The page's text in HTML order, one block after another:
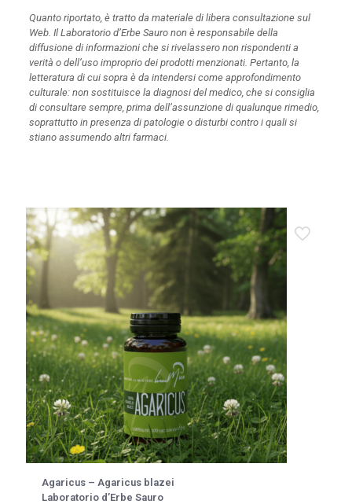
Quanto riportato, è tratto da materiale di libera consultazione sul
Web. Il Laboratorio d’Erbe Sauro non è responsabile della
diffusione di informazioni che si rivelassero non rispondenti a
verità o dell’uso improprio dei prodotti menzionati. Pertanto, la
letteratura di cui sopra è da intendersi come approfondimento
culturale: non sostituisce la diagnosi del medico, che si consiglia
di consultare sempre, prima dell’assunzione di qualunque rimedio,
soprattutto in presenza di patologie o disturbi contro i quali si
stiano assumendo altri farmaci.
Agaricus – Agaricus blazei
Laboratorio d’Erbe Sauro